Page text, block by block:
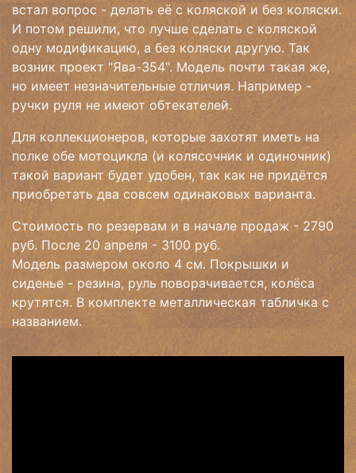
встал вопрос - делать её с коляской и без коляски.
И потом решили, что лучше сделать с коляской
одну модификацию, а без коляски другую. Так
возник проект "Ява-354". Модель почти такая же,
но имеет незначительные отличия. Например -
ручки руля не имеют обтекателей.
Для коллекционеров, которые захотят иметь на
полке обе мотоцикла (и колясочник и одиночник)
такой вариант будет удобен, так как не придётся
приобретать два совсем одинаковых варианта.
Стоимость по резервам и в начале продаж - 2790
руб. После 20 апреля - 3100 руб.
Модель размером около 4 см. Покрышки и
сиденье - резина, руль поворачивается, колёса
крутятся. В комплекте металлическая табличка с
названием.